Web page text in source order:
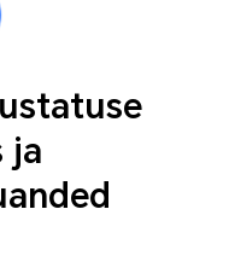
ja